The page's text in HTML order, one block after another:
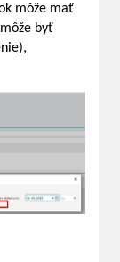
môže mať
byť